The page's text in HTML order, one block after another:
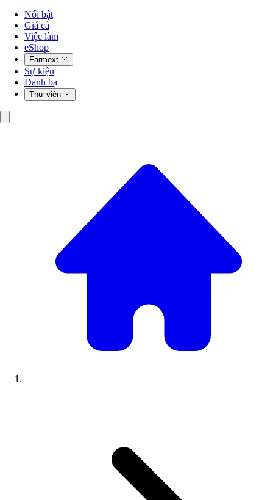
Nổi bật
Giá cả
Việc làm
eShop
Farmext
Sự kiện
Danh bạ
Thư viện